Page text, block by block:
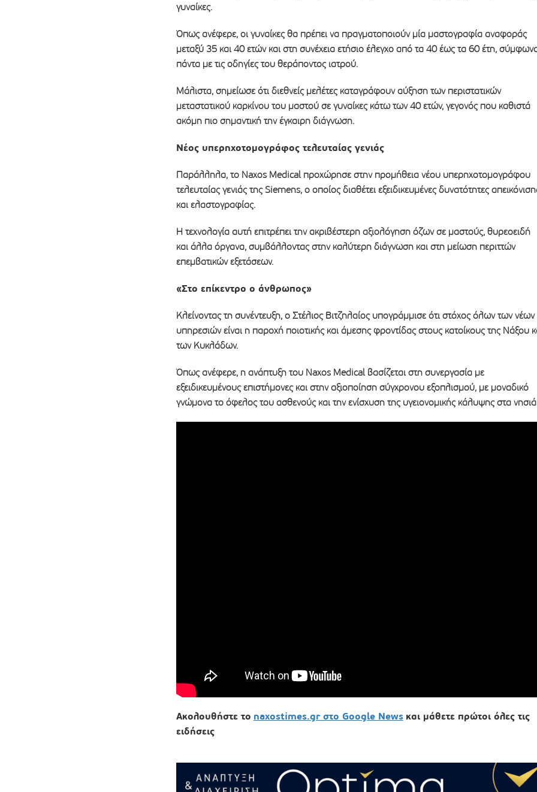
γυναίκες.
Όπως ανέφερε, οι γυναίκες θα πρέπει να πραγματοποιούν μία μαστογραφία αναφοράς
μεταξύ 35 και 40 ετών και στη συνέχεια ετήσιο έλεγχο από τα 40 έως τα 60 έτη,
πάντα με τις οδηγίες του θεράποντος ιατρού.
Μάλιστα, σημείωσε ότι διεθνείς μελέτες καταγράφουν αύξηση των περιστατικών
μεταστατικού καρκίνου του μαστού σε γυναίκες κάτω των 40 ετών, γεγονός που καθιστά
ακόμη πιο σημαντική την έγκαιρη διάγνωση.
Νέος υπερηχοτομογράφος τελευταίας γενιάς
Παράλληλα, το Naxos Medical προχώρησε στην προμήθεια νέου υπερηχοτομογράφου
τελευταίας γενιάς της Siemens, ο οποίος διαθέτει εξειδικευμένες δυνατότητες
και ελαστογραφίας.
Η τεχνολογία αυτή επιτρέπει την ακριβέστερη αξιολόγηση όζων σε μαστούς, θυρεοειδή
και άλλα όργανα, συμβάλλοντας στην καλύτερη διάγνωση και στη μείωση περιττών
επεμβατικών εξετάσεων.
«Στο επίκεντρο ο άνθρωπος»
Κλείνοντας τη συνέντευξη, ο Στέλιος Βιτζηλαίος υπογράμμισε ότι στόχος όλων των νέων
υπηρεσιών είναι η παροχή ποιοτικής και άμεσης φροντίδας στους κατοίκους της Νάξου
των Κυκλάδων.
Όπως ανέφερε, η ανάπτυξη του Naxos Medical βασίζεται στη συνεργασία με
εξειδικευμένους επιστήμονες και στην αξιοποίηση σύγχρονου εξοπλισμού, με μοναδικό
γνώμονα το όφελος του ασθενούς και την ενίσχυση της υγειονομικής κάλυψης στα
Ακολουθήστε το naxostimes.gr στο Google News και μάθετε πρώτοι όλες τις
ειδήσεις